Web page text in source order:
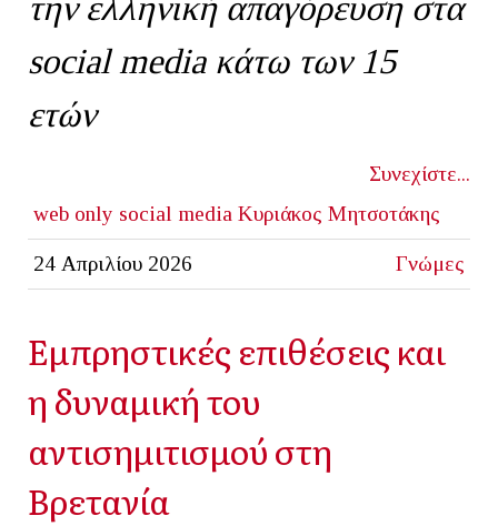
social mediaκάτω των 15
ετών
Συνεχίστε...
web only social media Κυριάκος Μητσοτάκης
24 Απριλίου 2026 Γνώμες
Εμπρηστικές επιθέσεις και
η δυναμική του
αντισημιτισμού στη
Βρετανία